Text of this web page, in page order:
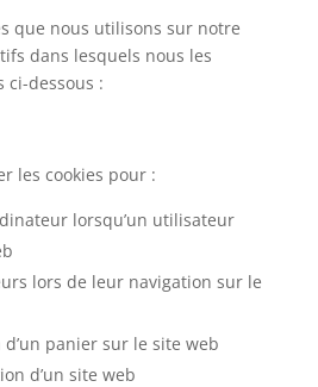
que nous utilisons sur notre
dans lesquels nous les
ci-dessous :
les cookies pour :
lorsqu’un utilisateur
lors de leur navigation sur le
panier sur le site web
d’un site web